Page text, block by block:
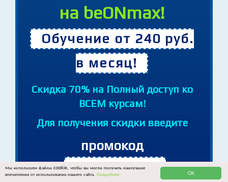
OK
Мы используем файлы cookie, чтобы вы могли получить наилучшие
впечатления от использования нашего сайта. Подробнее.
МЕГА-РАСПРОДАЖА
на beONmax!
Обучение от 240 руб.
в месяц!
Cкидка 70% на Полный доступ ко
ВСЕМ курсам!
Для получения скидки введите
промокод